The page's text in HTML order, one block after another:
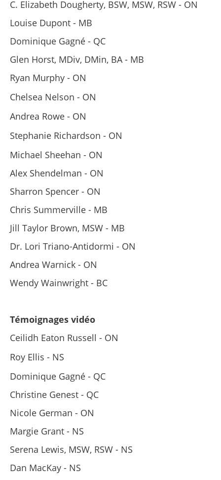
C. Elizabeth Dougherty, BSW, MSW, RSW - ON
Louise Dupont - MB
Dominique Gagné - QC
Glen Horst, MDiv, DMin, BA- MB
Ryan Murphy - ON
Chelsea Nelson - ON
Andrea Rowe - ON
Stephanie Richardson - ON
Michael Sheehan - ON
Alex Shendelman - ON
Sharron Spencer - ON
Chris Summerville - MB
Jill Taylor Brown, MSW - MB
Dr. Lori Triano-Antidormi - ON
Andrea Warnick - ON
Wendy Wainwright - BC
Témoignages vidéo
Ceilidh Eaton Russell - ON
Roy Ellis - NS
Dominique Gagné - QC
Christine Genest - QC
Nicole German - ON
Margie Grant - NS
Serena Lewis, MSW, RSW - NS
Dan MacKay - NS